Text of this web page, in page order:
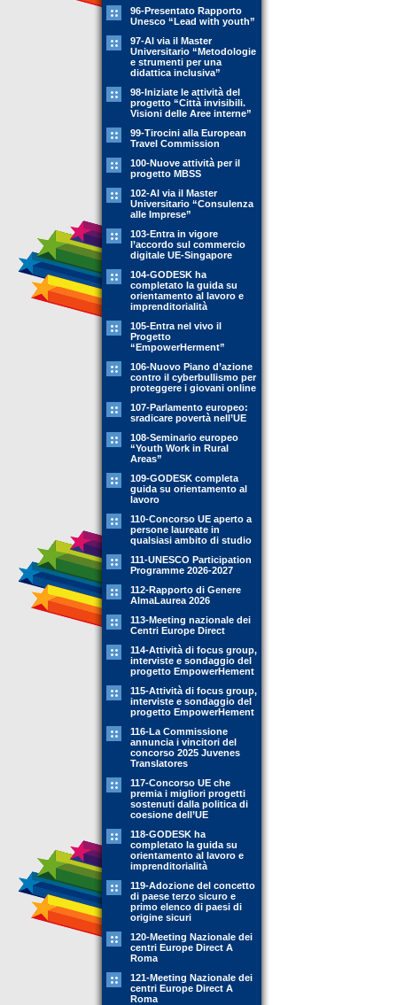
96-Presentato Rapporto
Unesco “Lead with youth”
97-Al via il Master
Universitario “Metodologie
e strumenti per una
didattica inclusiva”
98-Iniziate le attività del
progetto “Città invisibili.
Visioni delle Aree interne”
99-Tirocini alla European
Travel Commission
100-Nuove attività per il
progetto MBSS
102-Al via il Master
Universitario “Consulenza
alle Imprese”
103-Entra in vigore
l’accordo sul commercio
digitale UE-Singapore
104-GODESK ha
completato la guida su
orientamento al lavoro e
imprenditorialità
105-Entra nel vivo il
Progetto
“EmpowerHerment”
106-Nuovo Piano d’azione
contro il cyberbullismo per
proteggere i giovani online
107-Parlamento europeo:
sradicare povertà nell’UE
108-Seminario europeo
“Youth Work in Rural
Areas”
109-GODESK completa
guida su orientamento al
lavoro
110-Concorso UE aperto a
persone laureate in
qualsiasi ambito di studio
111-UNESCO Participation
Programme 2026-2027
112-Rapporto di Genere
AlmaLaurea 2026
113-Meeting nazionale dei
Centri Europe Direct
114-Attività di focus group,
interviste e sondaggio del
progetto EmpowerHement
115-Attività di focus group,
interviste e sondaggio del
progetto EmpowerHement
116-La Commissione
annuncia i vincitori del
concorso 2025 Juvenes
Translatores
117-Concorso UE che
premia i migliori progetti
sostenuti dalla politica di
coesione dell’UE
118-GODESK ha
completato la guida su
orientamento al lavoro e
imprenditorialità
119-Adozione del concetto
di paese terzo sicuro e
primo elenco di paesi di
origine sicuri
120-Meeting Nazionale dei
centri Europe Direct A
Roma
121-Meeting Nazionale dei
centri Europe Direct A
Roma